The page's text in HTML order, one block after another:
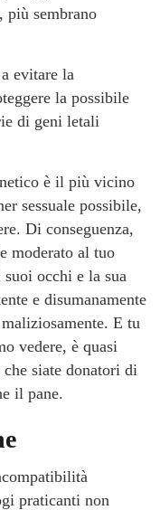
più sembrano
evitare la
la possibile
di geni letali
è il più vicino
sessuale possibile,
Di conseguenza,
moderato al tuo
occhi e la sua
e disumanamente
E tu
vedere, è quasi
siate donatori di
il pane.
praticanti non